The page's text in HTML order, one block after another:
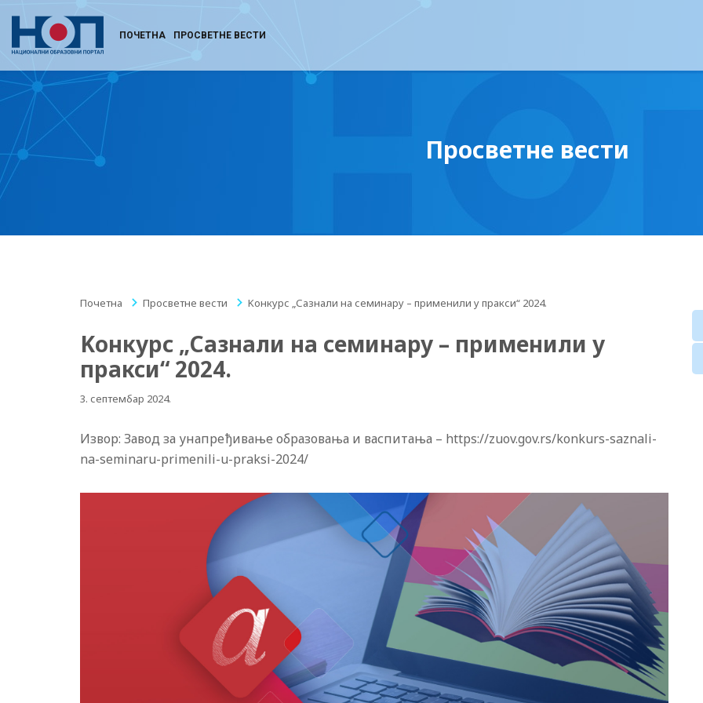
ПОЧЕТНА ПРОСВЕТНЕ ВЕСТИ
Просветне вести
Почетна / Просветне вести / Kонкурс „Сазнали на семинару – применили у пракси“ 2024.
Kонкурс „Сазнали на семинару – применили у
пракси“ 2024.
3. септембар 2024.
Извор: Завод за унапређивање образовања и васпитања – https://zuov.gov.rs/konkurs-saznali-
na-seminaru-primenili-u-praksi-2024/